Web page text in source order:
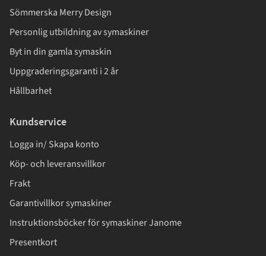
Sömmerska Merry Design
Personlig utbildning av symaskiner
Byt in din gamla symaskin
Uppgraderingsgaranti i 2 år
Hållbarhet
Kundservice
Logga in/ Skapa konto
Köp- och leveransvillkor
Frakt
Garantivillkor symaskiner
Instruktionsböcker för symaskiner Janome
Presentkort